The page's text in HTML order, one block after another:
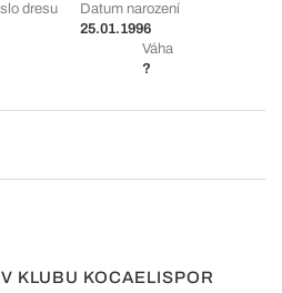
dresu
Datum narození
25.01.1996
Váha
?
KLUBU KOCAELISPOR